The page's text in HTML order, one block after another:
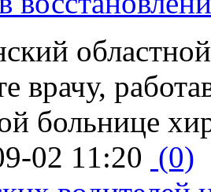
врачу,
больнице
02 11:20 (0)